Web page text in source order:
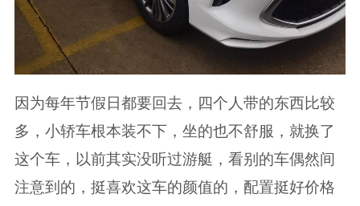
因为每年节假日都要回去，四个人带的东西比较
多，小轿车根本装不下，坐的也不舒服，就换了
这个车，以前其实没听过游艇，看别的车偶然间
注意到的，挺喜欢这车的颜值的，配置挺好价格